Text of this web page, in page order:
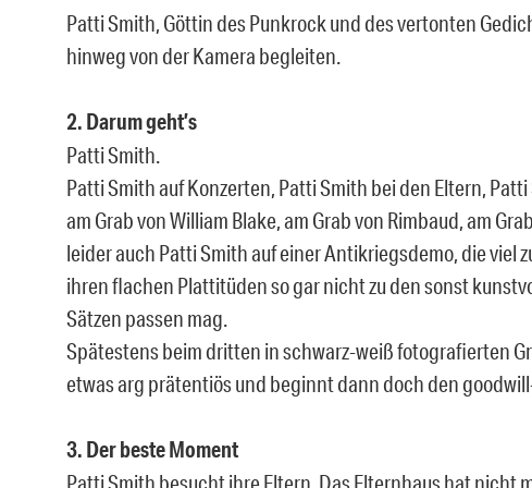
Patti Smith, Göttin des Punkrock und des vertonten
hinweg von der Kamera begleiten.
2. Darum geht’s
Patti Smith.
Patti Smith auf Konzerten, Patti Smith bei den Eltern,
am Grab von William Blake, am Grab von Rimbaud, am
leider auch Patti Smith auf einer Antikriegsdemo, die viel
ihren flachen Plattitüden so gar nicht zu den sonst
Sätzen passen mag.
Spätestens beim dritten in schwarz-weiß fotografierten
etwas arg prätentiös und beginnt dann doch den
3. Der beste Moment
Patti Smith besucht ihre Eltern. Das Elternhaus hat nicht